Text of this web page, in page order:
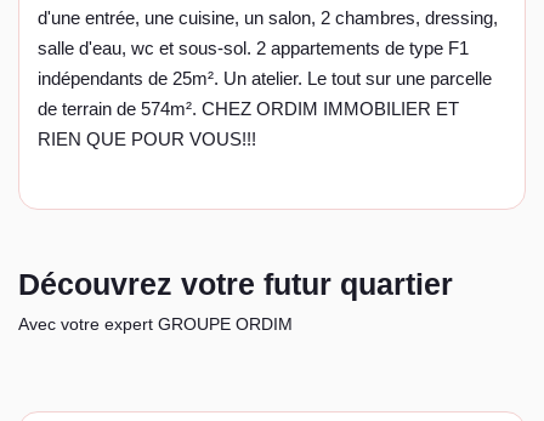
d'une entrée, une cuisine, un salon, 2 chambres, dressing,
salle d'eau, wc et sous-sol. 2 appartements de type F1
indépendants de 25m². Un atelier. Le tout sur une parcelle
de terrain de 574m². CHEZ ORDIM IMMOBILIER ET
RIEN QUE POUR VOUS!!!
Découvrez votre futur quartier
Avec votre expert GROUPE ORDIM